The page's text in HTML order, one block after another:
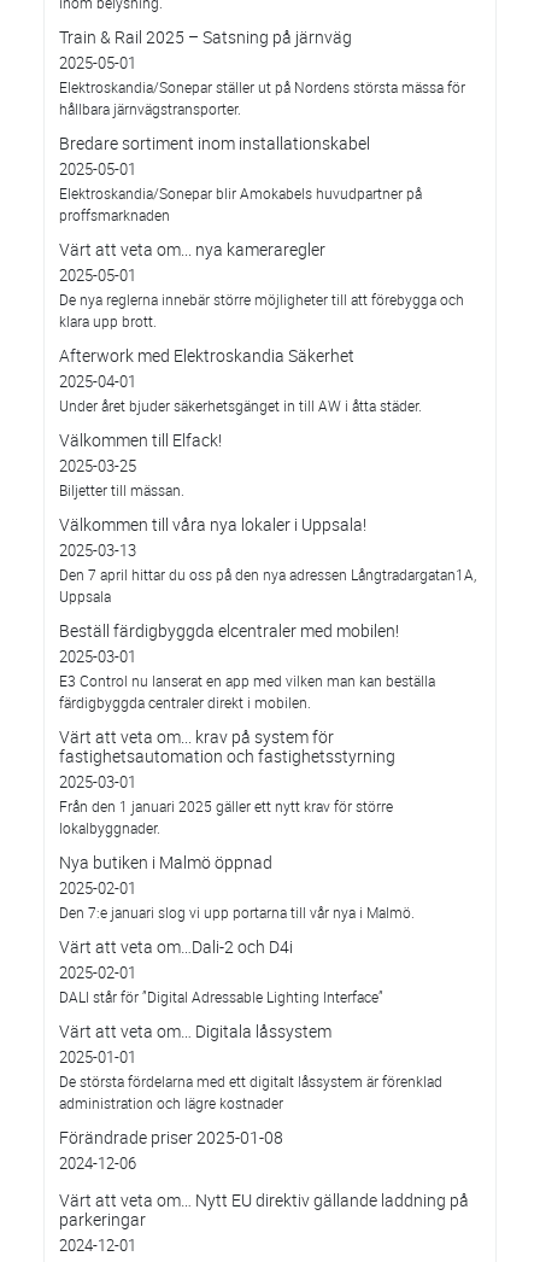
Train & Rail 2025 – Satsning på järnväg
2025-05-01
Elektroskandia/Sonepar ställer ut på Nordens största mässa för
hållbara järnvägstransporter.
Bredare sortiment inom installationskabel
2025-05-01
Elektroskandia/Sonepar blir Amokabels huvudpartner på
proffsmarknaden
Värt att veta om... nya kameraregler
2025-05-01
De nya reglerna innebär större möjligheter till att förebygga och
klara upp brott.
Afterwork med Elektroskandia Säkerhet
2025-04-01
Under året bjuder säkerhetsgänget in till AW i åtta städer.
Välkommen till Elfack!
2025-03-25
Biljetter till mässan.
Välkommen till våra nya lokaler i Uppsala!
2025-03-13
Den 7 april hittar du oss på den nya adressen Långtradargatan1A,
Uppsala
Beställ färdigbyggda elcentraler med mobilen!
2025-03-01
E3 Control nu lanserat en app med vilken man kan beställa
färdigbyggda centraler direkt i mobilen.
Värt att veta om... krav på system för
fastighetsautomation och fastighetsstyrning
2025-03-01
Från den 1 januari 2025 gäller ett nytt krav för större
lokalbyggnader.
Nya butiken i Malmö öppnad
2025-02-01
Den 7:e januari slog vi upp portarna till vår nya i Malmö.
Värt att veta om…Dali-2 och D4i
2025-02-01
DALI står för ”Digital Adressable Lighting Interface”
Värt att veta om… Digitala låssystem
2025-01-01
De största fördelarna med ett digitalt låssystem är förenklad
administration och lägre kostnader
Förändrade priser 2025-01-08
2024-12-06
Värt att veta om… Nytt EU direktiv gällande laddning på
parkeringar
2024-12-01